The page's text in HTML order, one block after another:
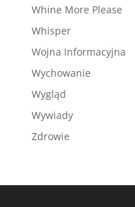
Whine More Please
Whisper
Wojna Informacyjna
Wychowanie
Wygląd
Wywiady
Zdrowie